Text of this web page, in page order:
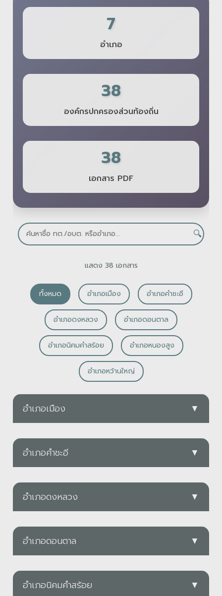
7
อำเภอ
38
องค์กรปกครองส่วนท้องถิ่น
38
เอกสาร PDF
🔍
แสดง 38 เอกสาร
ทั้งหมด อำเภอเมือง อำเภอคำชะอี
อำเภอดงหลวง อำเภอดอนตาล
อำเภอนิคมคำสร้อย อำเภอหนองสูง
อำเภอหว้านใหญ่
อำเภอเมือง ▼
ดาวน์โหลด
PDF
อำเภอคำชะอี ▼
ดาวน์โหลด
PDF
อำเภอดงหลวง ▼
ดาวน์โหลด
อำเภอดอนตาล ▼
PDF
อำเภอนิคมคำสร้อย ▼